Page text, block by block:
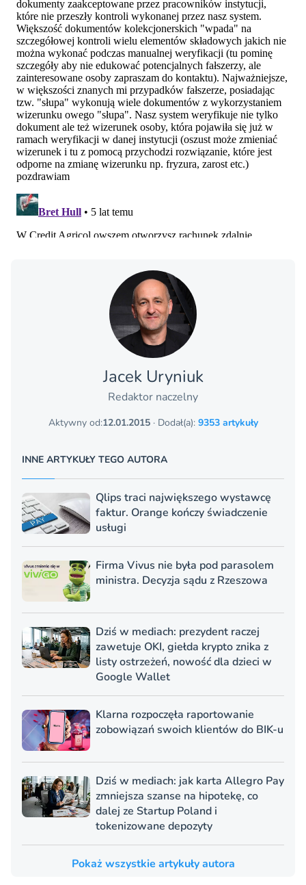
Jacek Uryniuk
Redaktor naczelny
Aktywny od:12.01.2015· Dodał(a): 9353 artykuły
INNE ARTYKUŁY TEGO AUTORA
Qlips traci największego wystawcę
faktur. Orange kończy świadczenie
usługi
Firma Vivus nie była pod parasolem
ministra. Decyzja sądu z Rzeszowa
Dziś w mediach: prezydent raczej
zawetuje OKI, giełda krypto znika z
listy ostrzeżeń, nowość dla dzieci w
Google Wallet
Klarna rozpoczęła raportowanie
zobowiązań swoich klientów do BIK-u
Dziś w mediach: jak karta Allegro Pay
zmniejsza szanse na hipotekę, co
dalej ze Startup Poland i
tokenizowane depozyty
Pokaż wszystkie artykuły autora